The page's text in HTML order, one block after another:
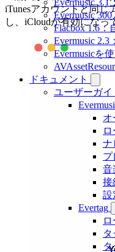
Evermusic
Evermusic
Flacbox 1.6
Evermusic
Evermusicを
ドキュメント
ユーザーガイ
オ
ナ
プ
音
接
設
Evertag
iTunesアカウントと同
し、iCloudが有効にな